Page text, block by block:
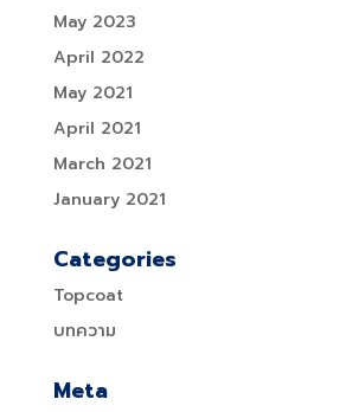
May 2023
April 2022
May 2021
April 2021
March 2021
January 2021
Categories
Topcoat
บทความ
Meta